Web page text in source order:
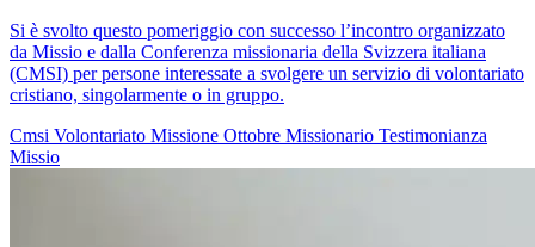
Si è svolto questo pomeriggio con successo l’incontro organizzato
da Missio e dalla Conferenza missionaria della Svizzera italiana
(CMSI) per persone interessate a svolgere un servizio di volontariato
cristiano, singolarmente o in gruppo.
Cmsi Volontariato Missione Ottobre Missionario Testimonianza
Missio